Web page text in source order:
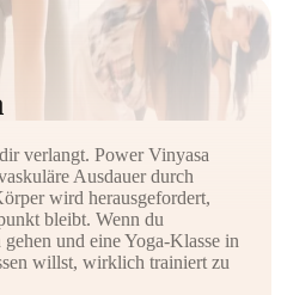
verlangt. Power Vinyasa
Ausdauer durch
wird herausgefordert,
bleibt. Wenn du
und eine Yoga-Klasse in
willst, wirklich trainiert zu